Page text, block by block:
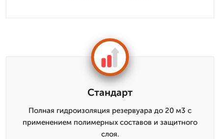
Стандарт
Полная гидроизоляция резервуара до 20 м3 с
применением полимерных составов и защитного
слоя.